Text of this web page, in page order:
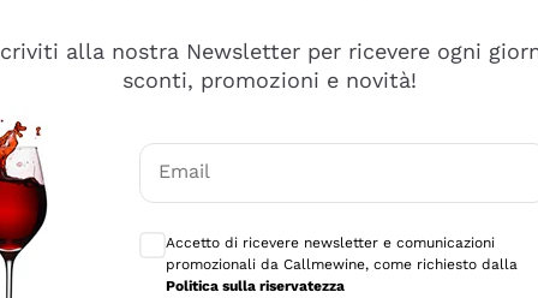
è male ma secondo me ci sono alternative che
alla nostra Newsletter per ricevere ogni
sconti, promozioni e novità!
Email
Accetto di ricevere newsletter e comunicazioni
promozionali da Callmewine, come richiesto dalla
Politica sulla riservatezza